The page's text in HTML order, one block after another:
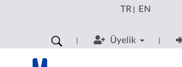
TR| EN
Üyelik